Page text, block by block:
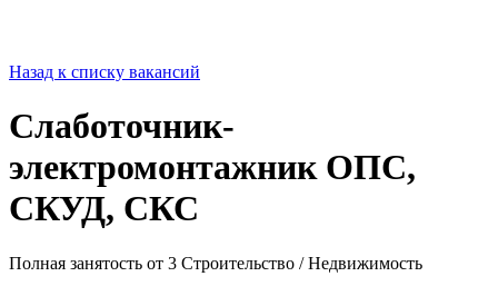
Назад к списку вакансий
Слаботочник-
электромонтажник ОПС,
СКУД, СКС
Полная занятость от 3 Строительство / Недвижимость